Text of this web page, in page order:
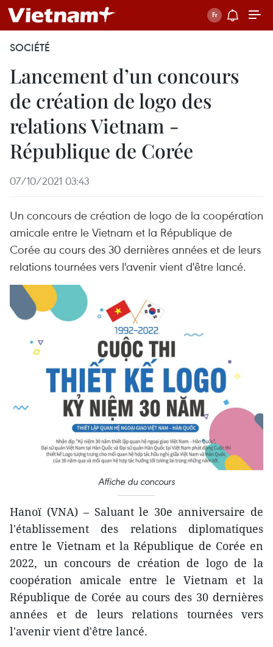
SOCIÉTÉ
Lancement d’un concours
de création de logo des
relations Vietnam -
République de Corée
07/10/2021 03:43
Un concours de création de logo de la coopération
amicale entre le Vietnam et la République de
Corée au cours des 30 dernières années et de leurs
relations tournées vers l'avenir vient d'être lancé.
Affiche du concours
Hanoï (VNA) – Saluant le 30e anniversaire de
l'établissement des relations diplomatiques
entre le Vietnam et la République de Corée en
2022, un concours de création de logo de la
coopération amicale entre le Vietnam et la
République de Corée au cours des 30 dernières
années et de leurs relations tournées vers
l'avenir vient d'être lancé.